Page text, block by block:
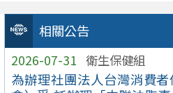
相關公告
2026-07-31 衛生保健組
為辦理社團法人台灣消費